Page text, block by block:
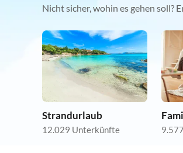
Nicht sicher, wohin es gehen soll?
Strandurlaub
12.029 Unterkünfte